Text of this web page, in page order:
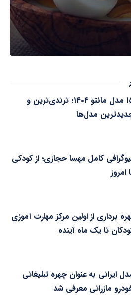
۱۵ مدل مانتو ۱۴۰۴؛ ترندی‌ترین و
مدل‌ها
کامل مهسا حجازی؛ از کودکی
امروز
برداری از اولین مرکز مهارت آموزی
تا یک ماه آینده
ایرانی به عنوان چهره تبلیغاتی
مازراتی معرفی شد